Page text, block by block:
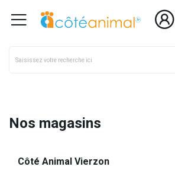
Nos magasins
Côté Animal Vierzon
Créer une liste d'envies